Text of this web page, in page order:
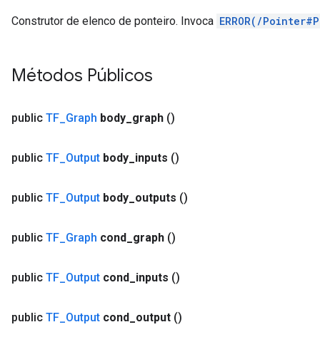
Construtor de elenco de ponteiro. Invoca ERROR(/
Métodos Públicos
public TF Graph body graph ()
public TF Output body inputs ()
public TF Output body outputs ()
public TF Graph cond graph ()
public TF Output cond inputs ()
public TF Output cond output ()